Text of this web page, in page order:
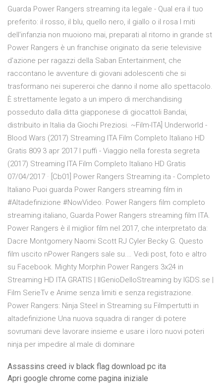
Guarda Power Rangers streaming ita legale - Qual era il tuo
preferito: il rosso, il blu, quello nero, il giallo o il rosa I miti
dell'infanzia non muoiono mai, preparati al ritorno in grande st
Power Rangers è un franchise originato da serie televisive
d'azione per ragazzi della Saban Entertainment, che
raccontano le avventure di giovani adolescenti che si
trasformano nei supereroi che danno il nome allo spettacolo.
È strettamente legato a un impero di merchandising
posseduto dalla ditta giapponese di giocattoli Bandai,
distribuito in Italia da Giochi Preziosi. ~Film-ITA] Underworld -
Blood Wars (2017) Streaming ITA Film Completo Italiano HD
Gratis 809 3 apr 2017 I puffi - Viaggio nella foresta segreta
(2017) Streaming ITA Film Completo Italiano HD Gratis
07/04/2017 · [Cb01] Power Rangers Streaming ita - Completo
Italiano Puoi guarda Power Rangers streaming film in
#Altadefinizione #NowVideo. Power Rangers film completo
streaming italiano, Guarda Power Rangers streaming film ITA.
Power Rangers è il miglior film nel 2017, che interpretato da:
Dacre Montgomery Naomi Scott RJ Cyler Becky G. Questo
film uscito nPower Rangers sale su.… Vedi post, foto e altro
su Facebook. Mighty Morphin Power Rangers 3x24 in
Streaming HD ITA GRATIS | IlGenioDelloStreaming by IGDS.se |
Film SerieTv e Anime senza limiti e senza registrazione.
Power Rangers: Ninja Steel in Streaming su Filmpertutti in
altadefinizione Una nuova squadra di ranger di potere
sovrumani deve lavorare insieme e usare i loro nuovi poteri
ninja per impedire al male di dominare
Assassins creed iv black flag download pc ita
Apri google chrome come pagina iniziale